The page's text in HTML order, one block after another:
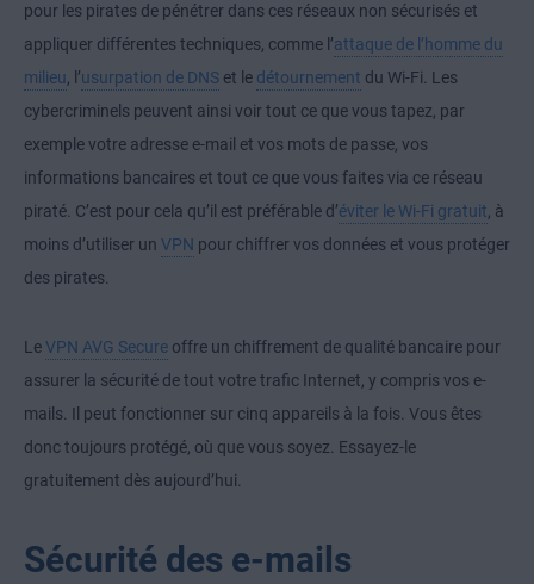
pour les pirates de pénétrer dans ces réseaux non sécurisés et
appliquer différentes techniques, comme l’attaque de l’homme du
milieu , l’usurpation de DNS et le détournement du Wi-Fi. Les
cybercriminels peuvent ainsi voir tout ce que vous tapez, par
exemple votre adresse e-mail et vos mots de passe, vos
informations bancaires et tout ce que vous faites via ce réseau
piraté. C’est pour cela qu’il est préférable d’éviter le Wi-Fi gratuit , à
moins d’utiliser un VPN pour chiffrer vos données et vous protéger
des pirates.
LeVPN AVG Secure offre un chiffrement de qualité bancaire pour
assurer la sécurité de tout votre trafic Internet, y compris vos e-
mails. Il peut fonctionner sur cinq appareils à la fois. Vous êtes
donc toujours protégé, où que vous soyez. Essayez-le
gratuitement dès aujourd’hui.
Sécurité des e-mails